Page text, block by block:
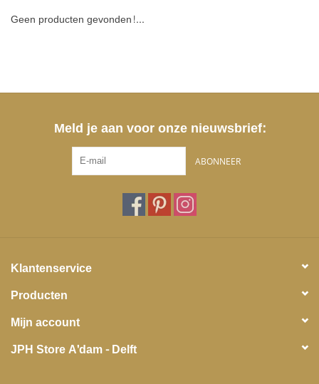
NURSERY / TABLEWARE
Geen producten gevonden!...
Meld je aan voor onze nieuwsbrief:
ABONNEER
Klantenservice
Producten
Mijn account
JPH Store A'dam - Delft